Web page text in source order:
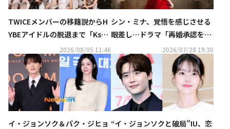
TWICEメンバーの移籍説からH
YBEアイドルの脱退まで「Kstyl
e 7月の記事ランキングTOP5」
を発表
2026/08/05 11:46
シン・ミナ、覚悟を感じさせる
眼差し…ドラマ「再婚承認を要
求します」予告ポスターを公
開！
2026/07/28 19:30
イ・ジョンソク＆パク・ジヒョ “イ・ジョンソクと破局”IU、恋